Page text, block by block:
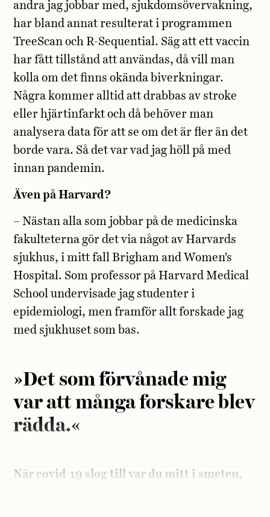
andra jag jobbar med, sjukdomsövervakning,
har bland annat resulterat i programmen
TreeScan och R-Sequential. Säg att ett vaccin
har fått tillstånd att användas, då vill man
kolla om det finns okända biverkningar.
Några kommer alltid att drabbas av stroke
eller hjärtinfarkt och då behöver man
analysera data för att se om det är fler än det
borde vara. Så det var vad jag höll på med
innan pandemin.
Även på Harvard?
– Nästan alla som jobbar på de medicinska
fakulteterna gör det via något av Harvards
sjukhus, i mitt fall Brigham and Women’s
Hospital. Som professor på Harvard Medical
School undervisade jag studenter i
epidemiologi, men framför allt forskade jag
med sjukhuset som bas.
»Det som förvånade mig
var att många forskare blev
rädda.«
När covid-19 slog till var du mitt i smeten,